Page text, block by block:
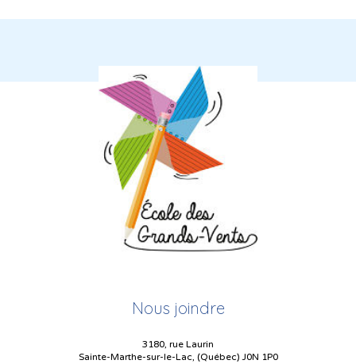
Nous joindre
3180, rue Laurin
Sainte-Marthe-sur-le-Lac, (Québec) J0N 1P0